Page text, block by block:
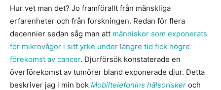
Hur vet man det? Jo framförallt från mänskliga
erfarenheter och från forskningen. Redan för flera
decennier sedan såg man att människor som exponerats
för mikrovågor i sitt yrke under längre tid fick högre
förekomst av cancer. Djurförsök konstaterade en
överförekomst av tumörer bland exponerade djur. Detta
beskriver jag i min bok Mobiltelefonins hälsorisker och